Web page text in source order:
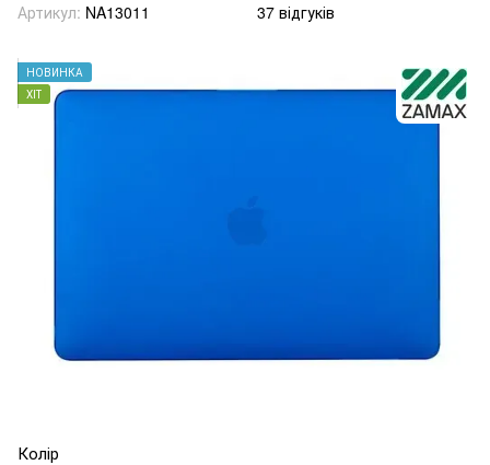
Артикул: NA13011 37 відгуків
НОВИНКА
ХІТ
Колір